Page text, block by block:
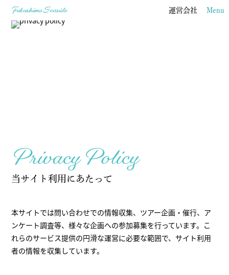
FukushimaSeaside 運営会社 Menu
Privacy Policy
当サイト利用にあたって
本サイトでは問い合わせでの情報収集、ツアー企画・催行、ア
ンケート調査等、様々な企画への参加募集を行っています。こ
れらのサービス提供の円滑な運営に必要な範囲で、サイト利用
者の情報を収集しています。